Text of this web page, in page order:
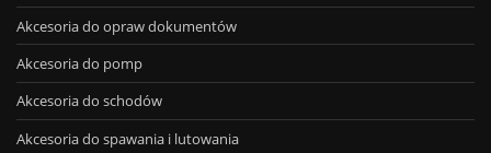
Akcesoria do opraw dokumentów
Akcesoria do pomp
Akcesoria do schodów
Akcesoria do spawania i lutowania